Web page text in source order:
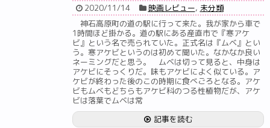
2020/11/14 映画レビュー, 未分類
神石高原町の道の駅に行って来た。我が家から車で
1時間ほど掛かる。道の駅にある産直市で『寒アケ
ビ』という名で売られていた。正式名は『ムベ』とい
う。寒アケビというのは初めて聞いた。なかなか良い
ネーミングだと思う。 ムベは切って見ると、中身は
アケビにそっくりだ。味もアケビによく似ている。ア
ケビが終わった後のこの時期に食べごろとなる。アケ
ビもムベもどちらもアケビ科のつる性植物だが、アケ
ビは落葉でムベは常
記事を読む